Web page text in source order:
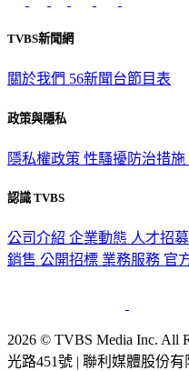
TVBS新聞網
關於我們 56新聞台節目表
政策與隱私
隱私權政策 性騷擾防治措施
認識 TVBS
公司介紹 企業動態 人才招募
銷售 公開招標 業務服務 官
2026 © TVBS Media Inc. All
光路451號 | 聯利媒體股份有